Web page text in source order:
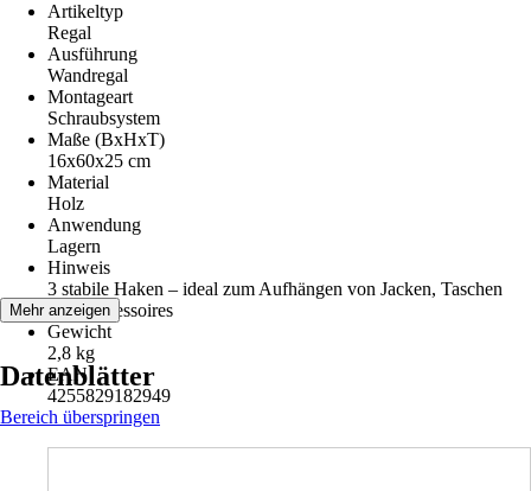
Artikeltyp
Regal
Ausführung
Wandregal
Montageart
Schraubsystem
Maße (BxHxT)
16x60x25 cm
Material
Holz
Anwendung
Lagern
Hinweis
3 stabile Haken – ideal zum Aufhängen von Jacken, Taschen
oder Accessoires
Gewicht
2,8 kg
EAN
4255829182949
Mehr anzeigen
Datenblätter
Bereich überspringen